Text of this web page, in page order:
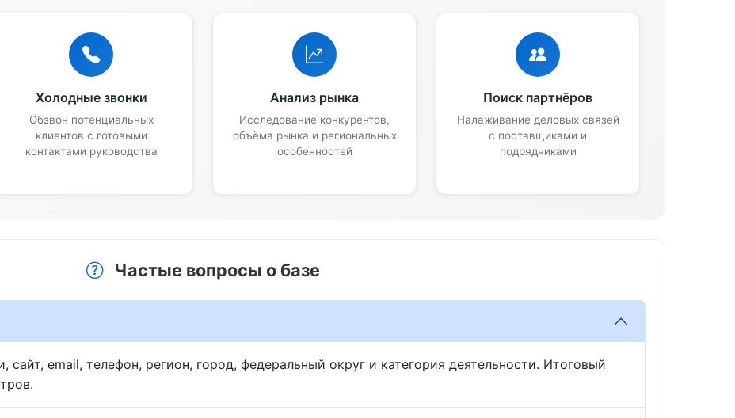
Холодные звонки
Обзвон потенциальных
клиентов с готовыми
контактами руководства
Анализ рынка
Исследование конкурентов,
объёма рынка и региональных
особенностей
Поиск партнёров
Налаживание деловых связей
с поставщиками и
подрядчиками
Частые вопросы о базе
сайт, email, телефон, регион, город, федеральный округ и категория деятельности. Итоговый